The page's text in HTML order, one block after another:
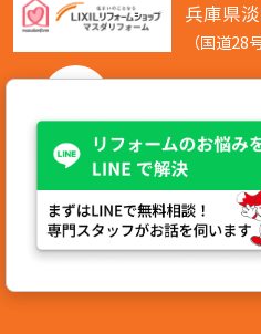
兵庫県
（国道28
050-
営業時間:8:00～17:00 定休